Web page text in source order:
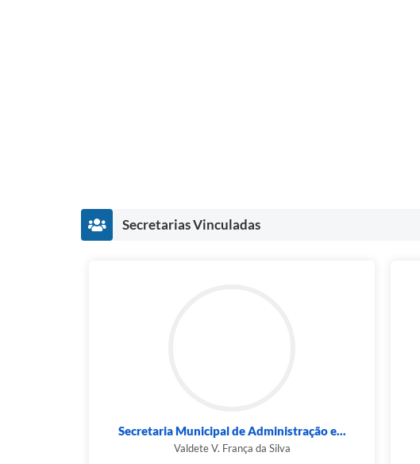
Secretarias Vinculadas
Secretaria Municipal de Administração e...
Valdete V. França da Silva